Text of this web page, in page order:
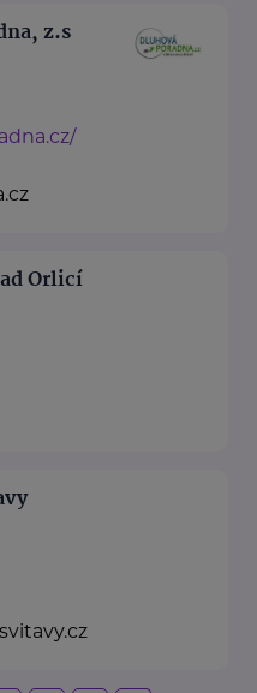
z.s
Orlicí